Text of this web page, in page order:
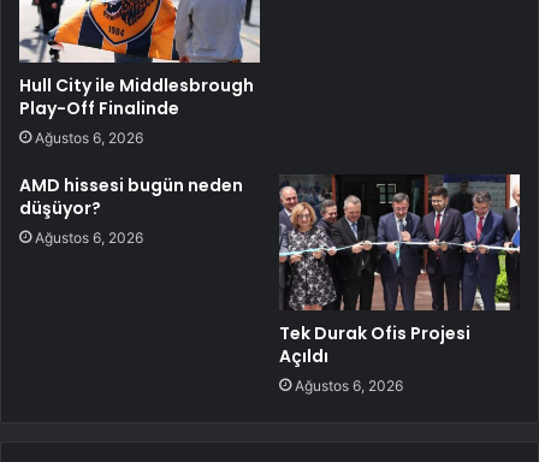
Hull City ile Middlesbrough
Play-Off Finalinde
Ağustos 6, 2026
AMD hissesi bugün neden
düşüyor?
Ağustos 6, 2026
Tek Durak Ofis Projesi
Açıldı
Ağustos 6, 2026